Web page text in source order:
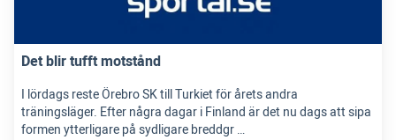
Det blir tufft motstånd
I lördags reste Örebro SK till Turkiet för årets andra
träningsläger. Efter några dagar i Finland är det nu dags att sipa
formen ytterligare på sydligare breddgr …